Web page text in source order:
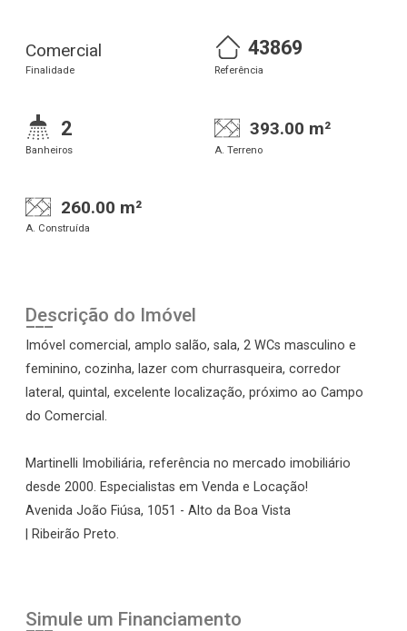
Comercial
Finalidade
43869
Referência
2
Banheiros
393.00 m²
A. Terreno
260.00 m²
A. Construída
Descrição do Imóvel
Imóvel comercial, amplo salão, sala, 2 WCs masculino e
feminino, cozinha, lazer com churrasqueira, corredor
lateral, quintal, excelente localização, próximo ao Campo
do Comercial.
Martinelli Imobiliária, referência no mercado imobiliário
desde 2000. Especialistas em Venda e Locação!
Avenida João Fiúsa, 1051 - Alto da Boa Vista
| Ribeirão Preto.
Simule um Financiamento